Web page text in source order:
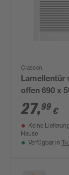
Classen
Lamellentür
offen 690 x
27,99 €
Keine
Hause
Verfügbar in